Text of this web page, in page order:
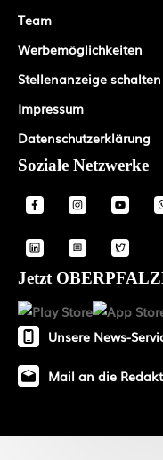
Team
Werbemöglichkeiten
Stellenanzeige schalten
Impressum
Datenschutzerklärung
Soziale Netzwerke
Jetzt
Unsere News-
Mail an die